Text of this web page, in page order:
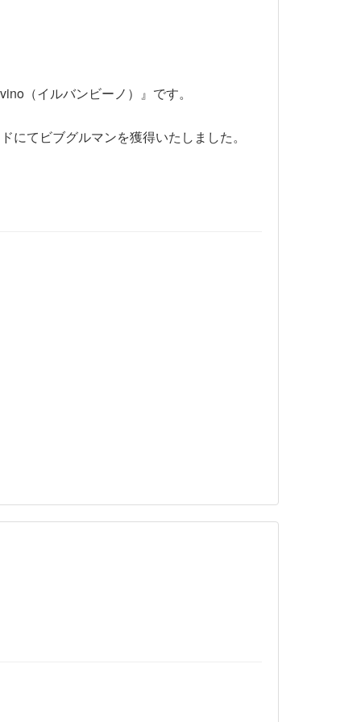
（イルバンビーノ）』です。
てビブグルマンを獲得いたしました。